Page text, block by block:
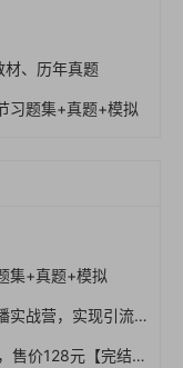
、历年真题
习题集+真题+模拟
集+真题+模拟
【社群裂变】蚂蚁社群电商·社群裂变直播实战营，实现引流、裂变、直播、变现(完结)_
【摄影用光】路鹏-产品摄影之用光基础，售价128元【完结】